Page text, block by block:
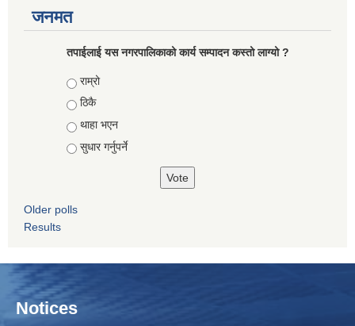
जनमत
तपाईलाई यस नगरपालिकाको कार्य सम्पादन कस्तो लाग्यो ?
Choices
राम्रो
ठिकै
थाहा भएन
सुधार गर्नुपर्ने
Older polls
Results
Notices